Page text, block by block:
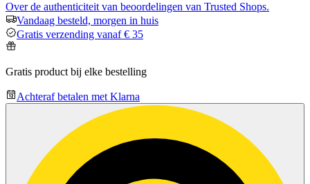
Over de authenticiteit van beoordelingen van Trusted Shops.
Vandaag besteld, morgen in huis
Gratis verzending vanaf € 35
Gratis product bij elke bestelling
Achteraf betalen met Klarna